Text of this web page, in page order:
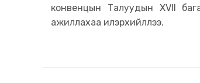
конвенцын Талуудын XVII
ажиллахаа илэрхийллээ.